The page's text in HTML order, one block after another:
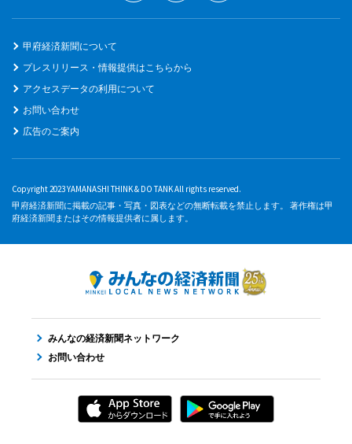
甲府経済新聞について
プレスリリース・情報提供はこちらから
アクセスデータの利用について
お問い合わせ
広告のご案内
Copyright 2023 YAMANASHI THINK & DO TANK All rights reserved.
甲府経済新聞に掲載の記事・写真・図表などの無断転載を禁止します。 著作権は甲
府経済新聞またはその情報提供者に属します。
みんなの経済新聞ネットワーク
お問い合わせ